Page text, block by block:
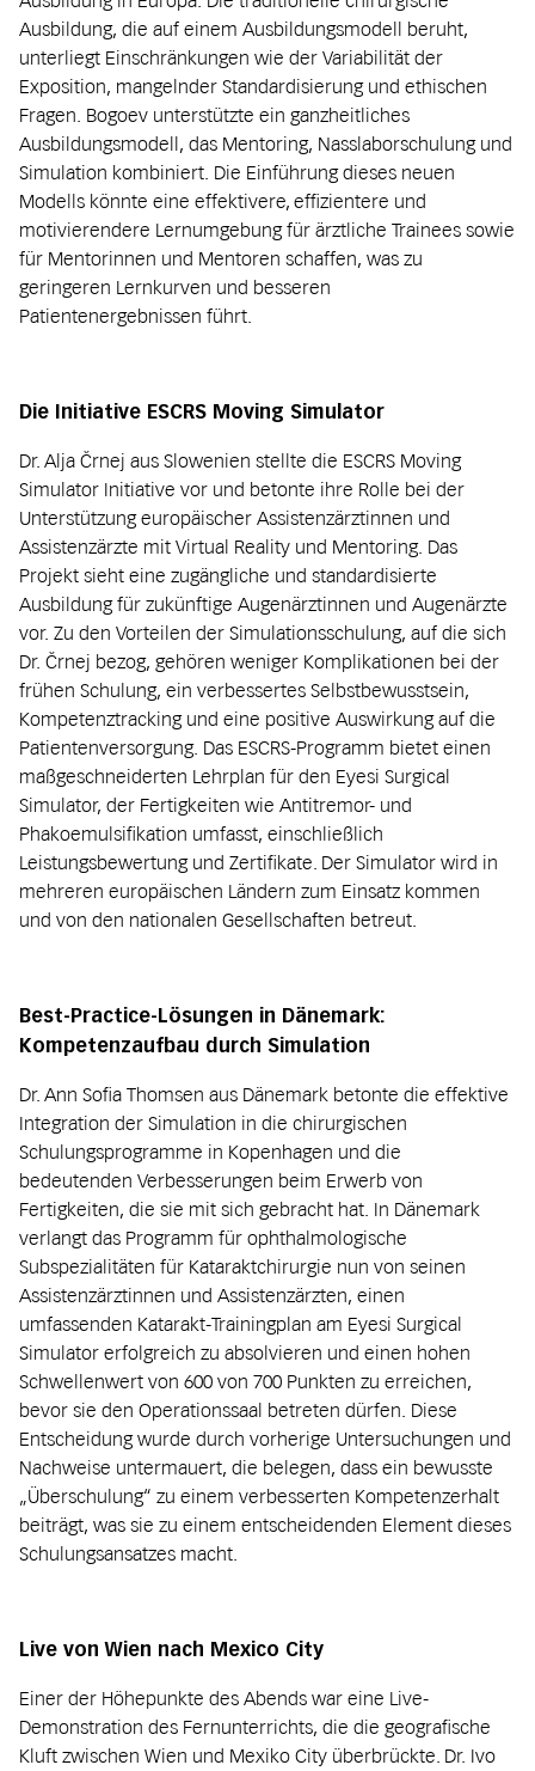
Ausbildung, die auf einem Ausbildungsmodell beruht,
unterliegt Einschränkungen wie der Variabilität der
Exposition, mangelnder Standardisierung und ethischen
Fragen. Bogoev unterstützte ein ganzheitliches
Ausbildungsmodell, das Mentoring, Nasslaborschulung und
Simulation kombiniert. Die Einführung dieses neuen
Modells könnte eine effektivere, effizientere und
motivierendere Lernumgebung für ärztliche Trainees sowie
für Mentorinnen und Mentoren schaffen, was zu
geringeren Lernkurven und besseren
Patientenergebnissen führt.
Die Initiative ESCRS Moving Simulator
Dr. Alja Črnej aus Slowenien stellte die ESCRS Moving
Simulator Initiative vor und betonte ihre Rolle bei der
Unterstützung europäischer Assistenz­ärztinnen und
Assistenz­ärzte mit Virtual Reality und Mentoring. Das
Projekt sieht eine zugängliche und standardisierte
Ausbildung für zukünftige Augenärztinnen und Augenärzte
vor. Zu den Vorteilen der Simulationsschulung, auf die sich
Dr. Črnej bezog, gehören weniger Komplikationen bei der
frühen Schulung, ein verbessertes Selbstbewusstsein,
Kompetenztracking und eine positive Auswirkung auf die
Patientenversorgung. Das ESCRS-Programm bietet einen
maßgeschneiderten Lehrplan für den Eyesi Surgical
Simulator, der Fertigkeiten wie Antitremor- und
Phakoemulsifikation umfasst, einschließlich
Leistungsbewertung und Zertifikate. Der Simulator wird in
mehreren europäischen Ländern zum Einsatz kommen
und von den nationalen Gesellschaften betreut.
Best-Practice-Lösungen in Dänemark:
Kompetenzaufbau durch Simulation
Dr. Ann Sofia Thomsen aus Dänemark betonte die effektive
Integration der Simulation in die chirurgischen
Schulungsprogramme in Kopenhagen und die
bedeutenden Verbesserungen beim Erwerb von
Fertigkeiten, die sie mit sich gebracht hat. In Dänemark
verlangt das Programm für ophthalmologische
Subspezialitäten für Kataraktchirurgie nun von seinen
Assistenz­ärztinnen und Assistenz­ärzten, einen
umfassenden Katarakt-Trainingplan am Eyesi Surgical
Simulator erfolgreich zu absolvieren und einen hohen
Schwellenwert von 600 von 700 Punkten zu erreichen,
bevor sie den Operationssaal betreten dürfen. Diese
Entscheidung wurde durch vorherige Untersuchungen und
Nachweise untermauert, die belegen, dass ein bewusste
„Überschulung“ zu einem verbesserten Kompetenzerhalt
beiträgt, was sie zu einem entscheidenden Element dieses
Schulungsansatzes macht.
Live von Wien nach Mexico City
Einer der Höhepunkte des Abends war eine Live-
Demonstration des Fernunterrichts, die die geografische
Kluft zwischen Wien und Mexiko City überbrückte. Dr. Ivo